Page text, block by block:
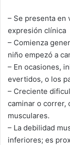
– Se presenta en
expresión clínica
– Comienza
niño empezó a
– En ocasiones,
evertidos, o los
– Creciente
caminar o correr,
musculares.
– La debilidad
inferiores; es